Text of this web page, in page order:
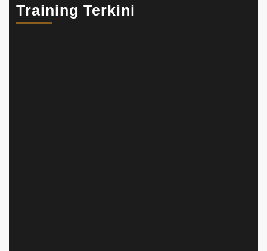
Training Terkini